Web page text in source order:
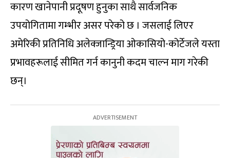
कारण खानेपानी प्रदूषण हुनुका साथै सार्वजनिक
उपयोगितामा गम्भीर असर परेको छ । जसलाई लिएर
अमेरिकी प्रतिनिधि अलेक्जान्ड्रिया ओकासियो-कोर्टेजले यस्ता
प्रभावहरूलाई सीमित गर्न कानुनी कदम चाल्न माग गरेकी
छन्।